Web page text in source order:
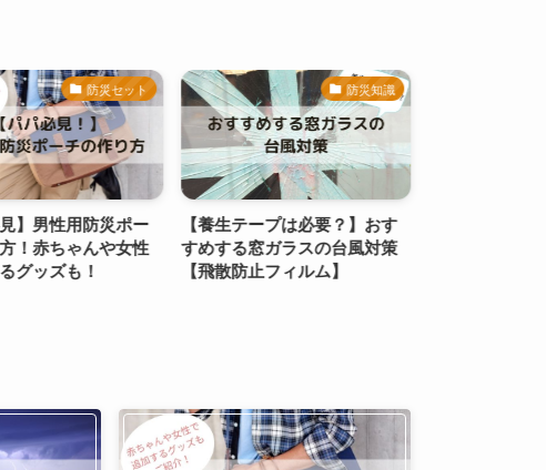
防災セット
見】男性用防災ポー
！赤ちゃんや女性
グッズも！
防災知識
【養生テープは必要？】おす
すめする窓ガラスの台風対策
【飛散防止フィルム】